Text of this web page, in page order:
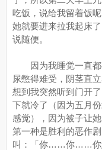
吃饭，说给我留着饭
她就要进来拉我起床
说随便。
因为我睡觉一直都
尿憋得难受，阴茎直
想到我突然听到门开
下就冷了（因为五月
感觉），因为被子让
第一种是胜利的恶作
叫：「你……你……你